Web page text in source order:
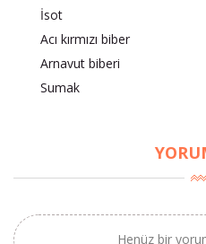
İsot
Acı kırmızı biber
Arnavut biberi
Sumak
Henüz bir